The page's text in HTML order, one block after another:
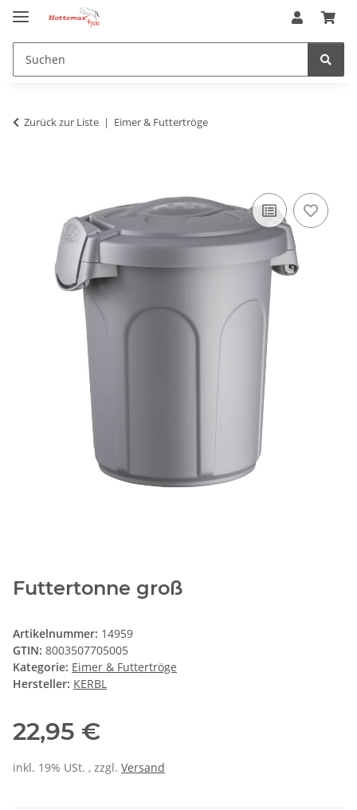
Zurück zur Liste Eimer & Futtertröge
Futtertonne groß
Artikelnummer: 14959
GTIN: 8003507705005
Kategorie: Eimer & Futtertröge
Hersteller: KERBL
22,95 €
inkl. 19% USt. , zzgl. Versand